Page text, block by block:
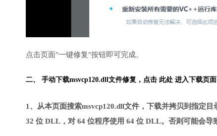
点击页面"一键修复"按钮即可完成。
二、 手动下载msvcp120.dll文件修复， 点击 此处 进入下载页面
1、从本页面搜索msvcp120.dll文件，下载并拷贝到指定
32 位 DLL，对 64 位程序使用 64 位 DLL。否则可能会导